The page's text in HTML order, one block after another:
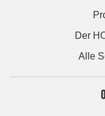
Der
Alle